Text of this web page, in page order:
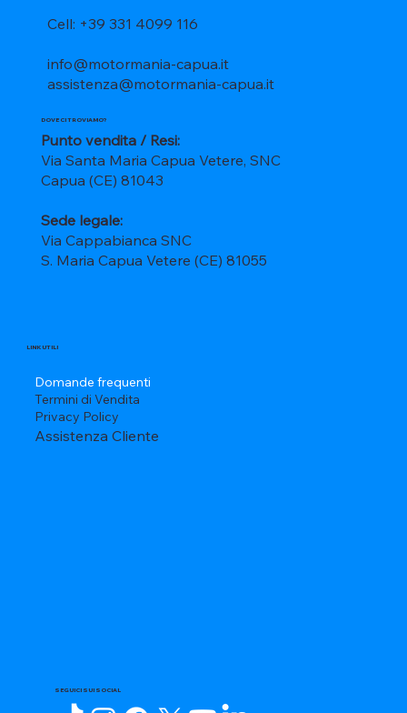
Cell: +39 331 4099 116
info@motormania-capua.it
assistenza@motormania-capua.it
DOVE CI TROVIAMO?
Punto vendita / Resi:
Via Santa Maria Capua Vetere, SNC
Capua (CE) 81043
Sede legale:
Via Cappabianca SNC
S. Maria Capua Vetere (CE) 81055
LINK UTILI
Domande frequenti
Termini di Vendita
Privacy Policy
Assistenza Cliente
SEGUICI SUI SOCIAL